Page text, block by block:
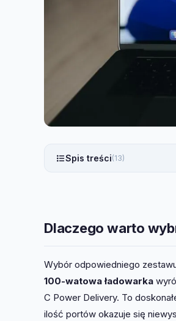
Spis treści(13)
Dlaczego warto
Wybór odpowiedniego
100-watowa ładowarka
C Power Delivery. To
ilość portów okazuje się